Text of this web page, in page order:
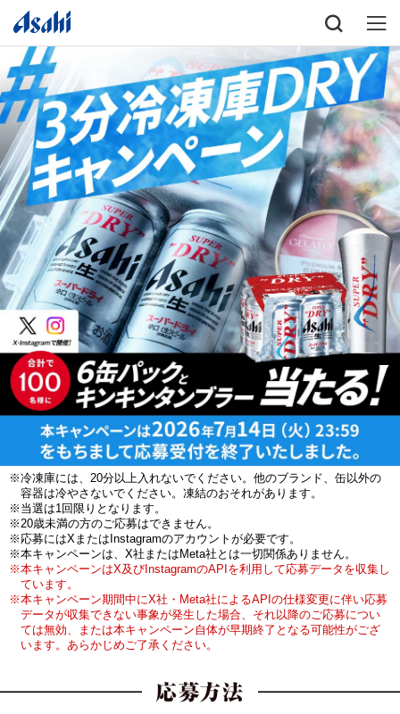
※冷凍庫には、20分以上入れないでください。他のブランド、缶以外の
容器は冷やさないでください。凍結のおそれがあります。
※当選は1回限りとなります。
※20歳未満の方のご応募はできません。
※応募にはXまたはInstagramのアカウントが必要です。
※本キャンペーンは、X社またはMeta社とは一切関係ありません。
※本キャンペーンはX及びInstagramのAPIを利用して応募データを収集し
ています。
※本キャンペーン期間中にX社・Meta社によるAPIの仕様変更に伴い応募
データが収集できない事象が発生した場合、それ以降のご応募につい
ては無効、または本キャンペーン自体が早期終了となる可能性がござ
います。あらかじめご了承ください。